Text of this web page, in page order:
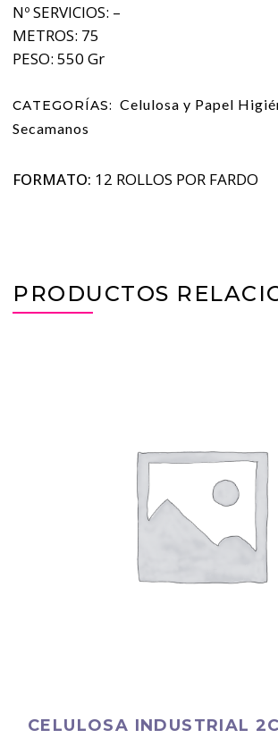
Nº SERVICIOS: –
METROS: 75
PESO: 550 Gr
CATEGORÍAS: Celulosa y Papel
Secamanos
FORMATO: 12 ROLLOS POR FARDO
PRODUCTOS
CELULOSA INDUSTRIAL